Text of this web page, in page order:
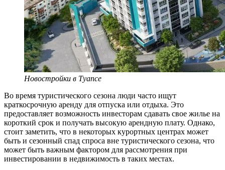
Новостройки в Туапсе
Во время туристического сезона люди часто ищут
краткосрочную аренду для отпуска или отдыха. Это
предоставляет возможность инвесторам сдавать свое жилье на
короткий срок и получать высокую арендную плату. Однако,
стоит заметить, что в некоторых курортных центрах может
быть и сезонный спад спроса вне туристического сезона, что
может быть важным фактором для рассмотрения при
инвестировании в недвижимость в таких местах.